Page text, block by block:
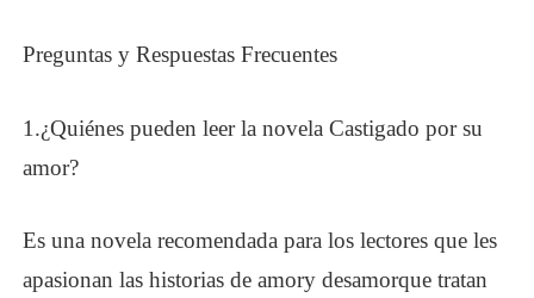
Preguntas y Respuestas Frecuentes
1 .¿Quiénes pueden leer la novela Castigado por su
amor?
Es una novela recomendada para los lectores que les
apasionan las historias deamory desamorque tratan